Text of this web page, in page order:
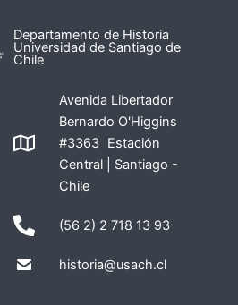
Departamento de Historia
Universidad de Santiago de
Chile
Avenida Libertador
Bernardo O'Higgins
#3363 Estación
Central | Santiago -
Chile
(56 2) 2 718 13 93
historia@usach.cl